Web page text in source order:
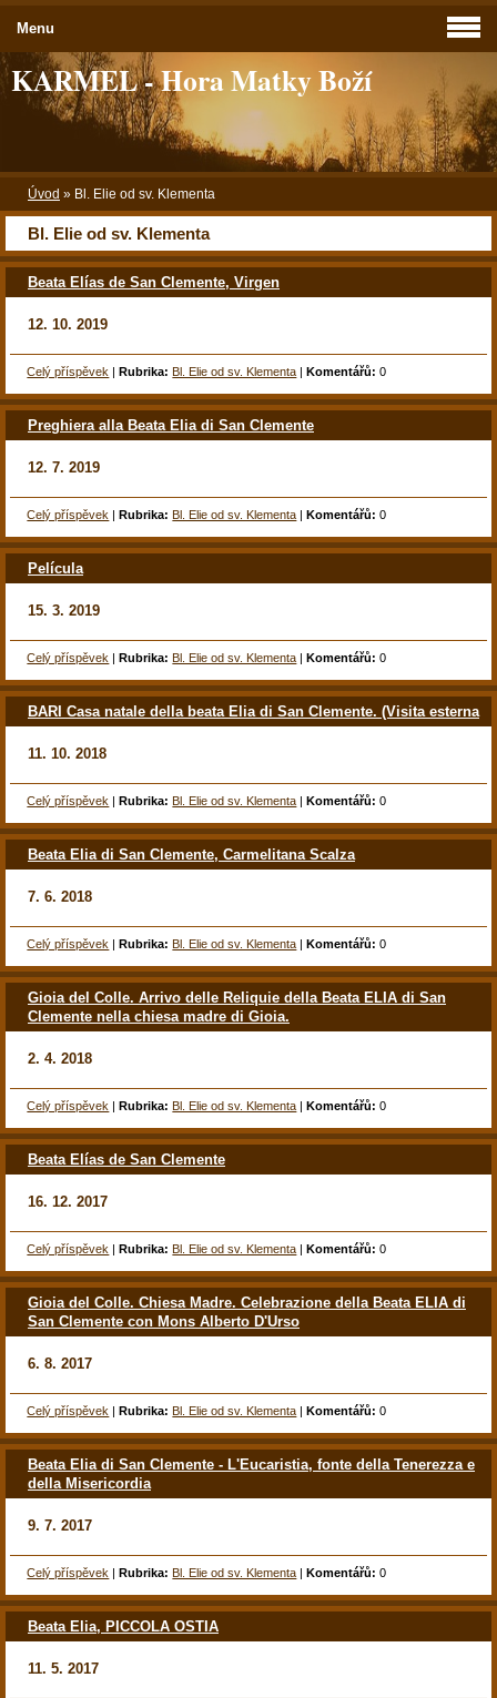
KARMEL - Hora Matky Boží
Úvod » Bl. Elie od sv. Klementa
Bl. Elie od sv. Klementa
Beata Elías de San Clemente, Virgen
12. 10. 2019
Celý příspěvek |Rubrika: Bl. Elie od sv. Klementa |Komentářů: 0
Preghiera alla Beata Elia di San Clemente
12. 7. 2019
Celý příspěvek |Rubrika: Bl. Elie od sv. Klementa |Komentářů: 0
Película
15. 3. 2019
Celý příspěvek |Rubrika: Bl. Elie od sv. Klementa |Komentářů: 0
BARI Casa natale della beata Elia di San Clemente. (Visita esterna
11. 10. 2018
Celý příspěvek |Rubrika: Bl. Elie od sv. Klementa |Komentářů: 0
Beata Elia di San Clemente, Carmelitana Scalza
7. 6. 2018
Celý příspěvek |Rubrika: Bl. Elie od sv. Klementa |Komentářů: 0
Gioia del Colle. Arrivo delle Reliquie della Beata ELIA di San
Clemente nella chiesa madre di Gioia.
2. 4. 2018
Celý příspěvek |Rubrika: Bl. Elie od sv. Klementa |Komentářů: 0
Beata Elías de San Clemente
16. 12. 2017
Celý příspěvek |Rubrika: Bl. Elie od sv. Klementa |Komentářů: 0
Gioia del Colle. Chiesa Madre. Celebrazione della Beata ELIA di
San Clemente con Mons Alberto D'Urso
6. 8. 2017
Celý příspěvek |Rubrika: Bl. Elie od sv. Klementa |Komentářů: 0
Beata Elia di San Clemente - L'Eucaristia, fonte della Tenerezza e
della Misericordia
9. 7. 2017
Celý příspěvek |Rubrika: Bl. Elie od sv. Klementa |Komentářů: 0
Beata Elia, PICCOLA OSTIA
11. 5. 2017
Menu